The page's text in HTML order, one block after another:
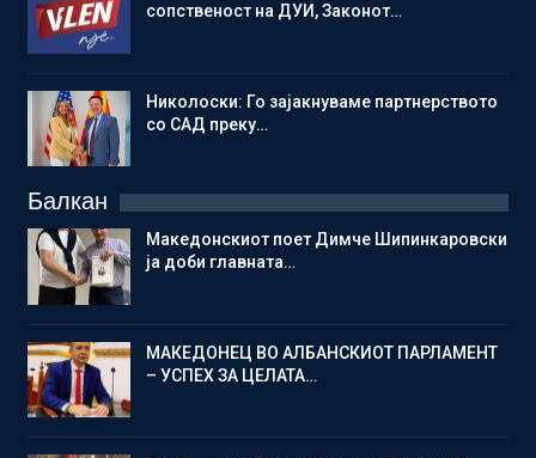
сопственост на ДУИ, Законот…
Николоски: Го зајакнуваме партнерството
со САД преку…
Балкан
Македонскиот поет Димче Шипинкаровски
ја доби главната…
МАКЕДОНЕЦ ВО АЛБАНСКИОТ ПАРЛАМЕНТ
– УСПЕХ ЗА ЦЕЛАТА…